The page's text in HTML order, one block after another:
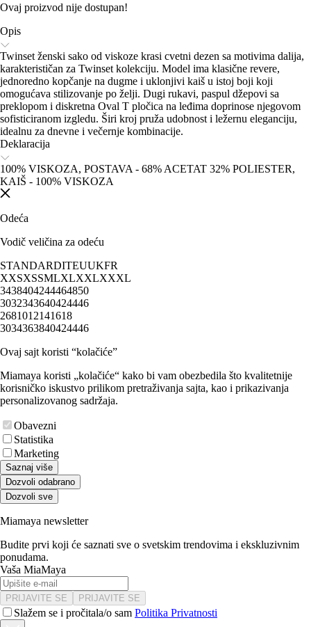
Ovaj proizvod nije dostupan!
Opis
Twinset ženski sako od viskoze krasi cvetni dezen sa motivima dalija,
karakterističan za Twinset kolekciju. Model ima klasične revere,
jednoredno kopčanje na dugme i uklonjivi kaiš u istoj boji koji
omogućava stilizovanje po želji. Dugi rukavi, paspul džepovi sa
preklopom i diskretna Oval T pločica na leđima doprinose njegovom
sofisticiranom izgledu. Širi kroj pruža udobnost i ležernu eleganciju,
idealnu za dnevne i večernje kombinacije.
Deklaracija
100% VISKOZA, POSTAVA - 68% ACETAT 32% POLIESTER,
KAIŠ - 100% VISKOZA
Odeća
Vodič veličina za odeću
STANDARDITEUUKFR
XXSXSSMLXLXXLXXXL
3438404244464850
3032343640424446
2681012141618
3034363840424446
Ovaj sajt koristi “kolačiće”
Miamaya koristi „kolačiće“ kako bi vam obezbedila što kvalitetnije
korisničko iskustvo prilikom pretraživanja sajta, kao i prikazivanja
personalizovanog sadržaja.
Obavezni
Statistika
Marketing
Saznaj više
Dozvoli odabrano
Dozvoli sve
Miamaya newsletter
Budite prvi koji će saznati sve o svetskim trendovima i ekskluzivnim
ponudama.
Vaša MiaMaya
PRIJAVITE SE PRIJAVITE SE
Slažem se i pročitala/o sam Politika Privatnosti